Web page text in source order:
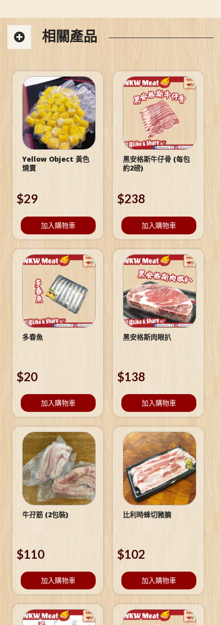
相關產品
Yellow Object 黃色
燒賣
$29
加入購物車
黑安格斯牛仔骨 (每包
約2磅)
$238
加入購物車
多春魚
$20
加入購物車
黑安格斯肉眼扒
$138
加入購物車
牛孖筋 (2包裝)
$110
加入購物車
比利時蜂切豬腩
$102
加入購物車